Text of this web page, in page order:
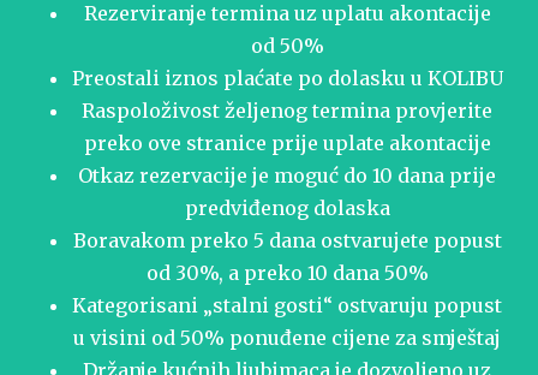
Rezerviranje termina uz uplatu akontacije
od 50%
Preostali iznos plaćate po dolasku u KOLIBU
Raspoloživost željenog termina provjerite
preko ove stranice prije uplate akontacije
Otkaz rezervacije je moguć do 10 dana prije
predviđenog dolaska
Boravakom preko 5 dana ostvarujete popust
od 30%, a preko 10 dana 50%
Kategorisani „stalni gosti“ ostvaruju popust
u visini od 50% ponuđene cijene za smještaj